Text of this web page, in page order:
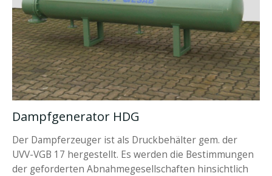
Dampfgenerator HDG
Der Dampferzeuger ist als Druckbehälter gem. der
UVV-VGB 17 hergestellt. Es werden die Bestimmungen
der geforderten Abnahmegesellschaften hinsichtlich